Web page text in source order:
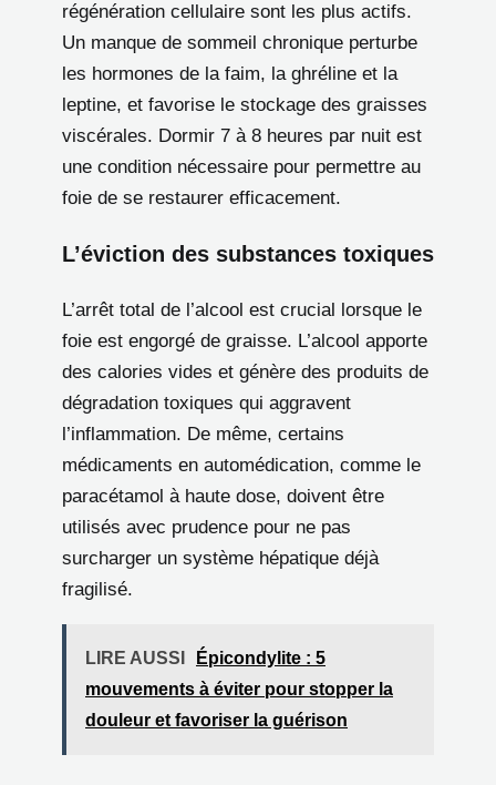
régénération cellulaire sont les plus actifs.
Un manque de sommeil chronique perturbe
les hormones de la faim, la ghréline et la
leptine, et favorise le stockage des graisses
viscérales. Dormir 7 à 8 heures par nuit est
une condition nécessaire pour permettre au
foie de se restaurer efficacement.
L’éviction des substances toxiques
L’arrêt total de l’alcool est crucial lorsque le
foie est engorgé de graisse. L’alcool apporte
des calories vides et génère des produits de
dégradation toxiques qui aggravent
l’inflammation. De même, certains
médicaments en automédication, comme le
paracétamol à haute dose, doivent être
utilisés avec prudence pour ne pas
surcharger un système hépatique déjà
fragilisé.
LIRE AUSSI
Épicondylite : 5
mouvements à éviter pour stopper la
douleur et favoriser la guérison